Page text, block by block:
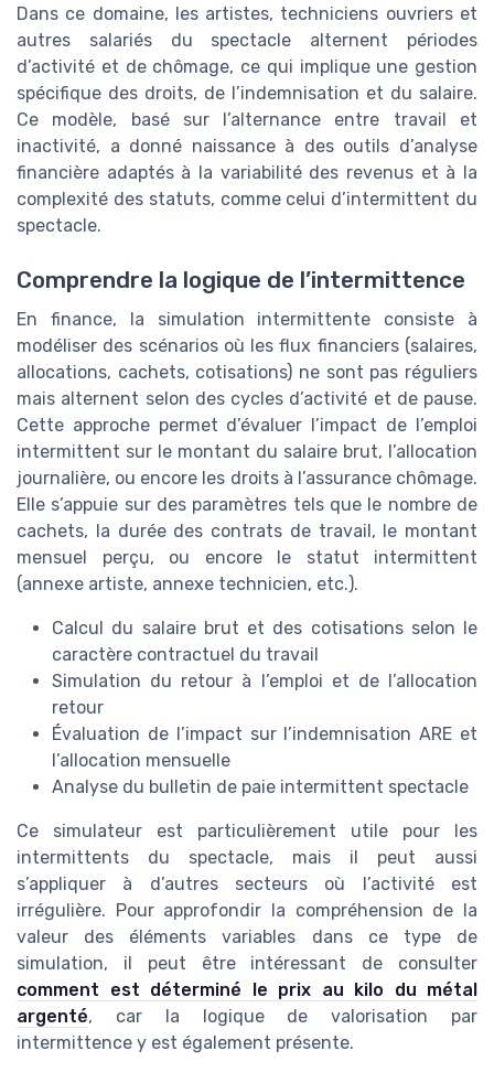
Dans ce domaine, les artistes, techniciens ouvriers et
autres salariés du spectacle alternent périodes
d’activité et de chômage, ce qui implique une gestion
spécifique des droits, de l’indemnisation et du salaire.
Ce modèle, basé sur l’alternance entre travail et
inactivité, a donné naissance à des outils d’analyse
financière adaptés à la variabilité des revenus et à la
complexité des statuts, comme celui d’intermittent du
spectacle.
Comprendre la logique de l’intermittence
En finance, la simulation intermittente consiste à
modéliser des scénarios où les flux financiers (salaires,
allocations, cachets, cotisations) ne sont pas réguliers
mais alternent selon des cycles d’activité et de pause.
Cette approche permet d’évaluer l’impact de l’emploi
intermittent sur le montant du salaire brut, l’allocation
journalière, ou encore les droits à l’assurance chômage.
Elle s’appuie sur des paramètres tels que le nombre de
cachets, la durée des contrats de travail, le montant
mensuel perçu, ou encore le statut intermittent
(annexe artiste, annexe technicien, etc.).
Calcul du salaire brut et des cotisations selon le
caractère contractuel du travail
Simulation du retour à l’emploi et de l’allocation
retour
Évaluation de l’impact sur l’indemnisation ARE et
l’allocation mensuelle
Analyse du bulletin de paie intermittent spectacle
Ce simulateur est particulièrement utile pour les
intermittents du spectacle, mais il peut aussi
s’appliquer à d’autres secteurs où l’activité est
irrégulière. Pour approfondir la compréhension de la
valeur des éléments variables dans ce type de
simulation, il peut être intéressant de consulter
comment est déterminé le prix au kilo du métal
argenté, car la logique de valorisation par
intermittence y est également présente.